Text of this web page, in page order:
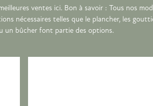
ventes ici. Bon à savoir : Tous nos
nécessaires telles que le plancher, les
un bûcher font partie des options.